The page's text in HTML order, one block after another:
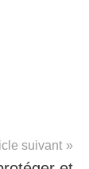
suivant